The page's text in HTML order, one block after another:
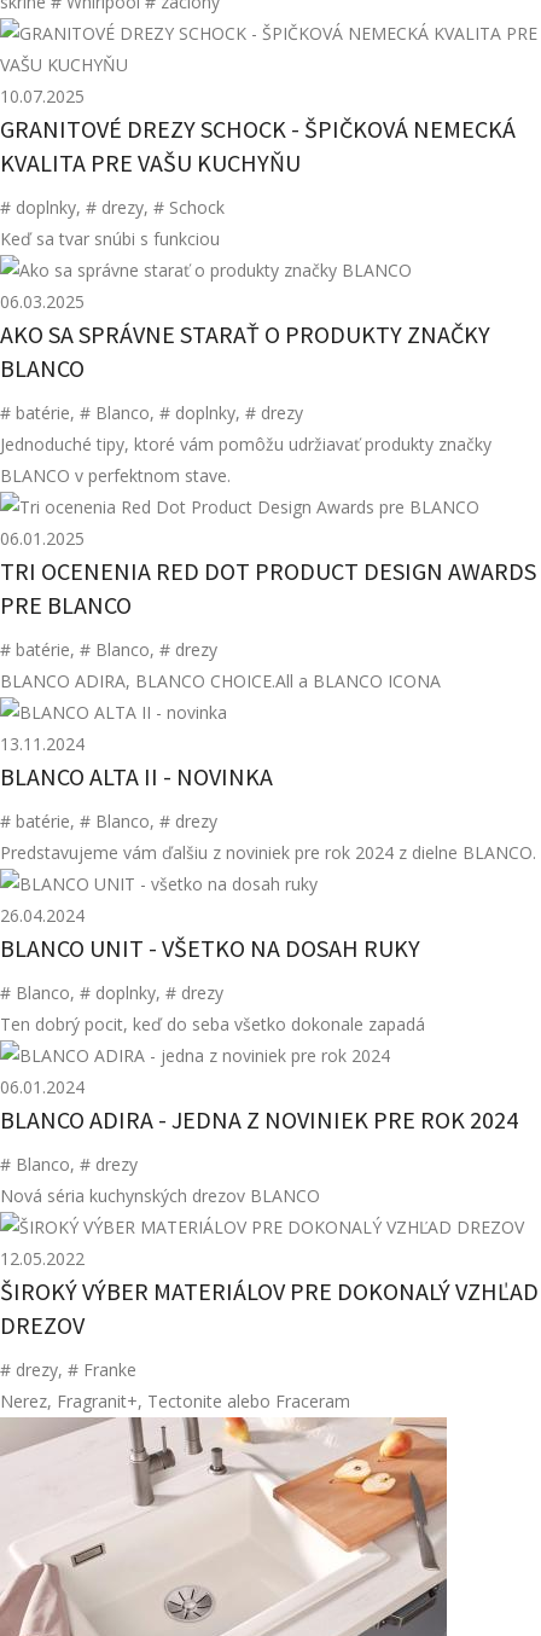
10.07.2025
GRANITOVÉ DREZY SCHOCK - ŠPIČKOVÁ NEMECKÁ
KVALITA PRE VAŠU KUCHYŇU
# doplnky, # drezy, # Schock
Keď sa tvar snúbi s funkciou
06.03.2025
AKO SA SPRÁVNE STARAŤ O PRODUKTY ZNAČKY
BLANCO
# batérie, # Blanco, # doplnky, # drezy
Jednoduché tipy, ktoré vám pomôžu udržiavať produkty značky
BLANCO v perfektnom stave.
06.01.2025
TRI OCENENIA RED DOT PRODUCT DESIGN AWARDS
PRE BLANCO
# batérie, # Blanco, # drezy
BLANCO ADIRA, BLANCO CHOICE.All a BLANCO ICONA
13.11.2024
BLANCO ALTA II - NOVINKA
# batérie, # Blanco, # drezy
Predstavujeme vám ďalšiu z noviniek pre rok 2024 z dielne BLANCO.
26.04.2024
BLANCO UNIT - VŠETKO NA DOSAH RUKY
# Blanco, # doplnky, # drezy
Ten dobrý pocit, keď do seba všetko dokonale zapadá
06.01.2024
BLANCO ADIRA - JEDNA Z NOVINIEK PRE ROK 2024
# Blanco, # drezy
Nová séria kuchynských drezov BLANCO
12.05.2022
ŠIROKÝ VÝBER MATERIÁLOV PRE DOKONALÝ VZHĽAD
DREZOV
# drezy, # Franke
Nerez, Fragranit+, Tectonite alebo Fraceram